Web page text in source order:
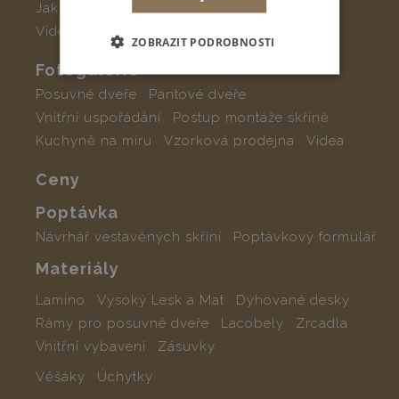
Jak objednat
Videa a návody
Fotogalerie
Posuvné dveře
Pantové dveře
Vnitřní uspořádání
Postup montáže skříně
Kuchyně na míru
Vzorková prodejna Videa
Ceny
Poptávka
Návrhář vestavěných skříní Poptávkový formulář
Materiály
Lamino Vysoký Lesk a Mat
Dýhované desky
Rámy pro posuvné dveře
Lacobely
Zrcadla
Vnitřní vybavení
Zásuvky
Věšáky
Úchytky
ZOBRAZIT PODROBNOSTI